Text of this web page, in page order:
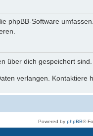
phpBB-Software
über dich gespeichert sind.
verlangen. Kontaktiere
Powered by phpBB®